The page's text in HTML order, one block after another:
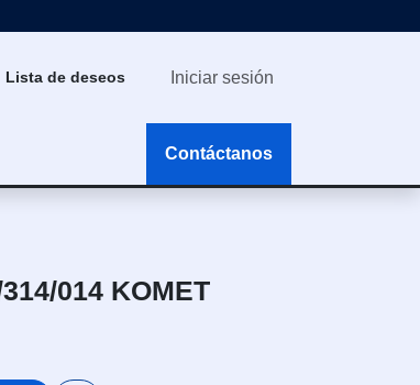
Lista de deseos Iniciar sesión
Contáctanos
014 KOMET